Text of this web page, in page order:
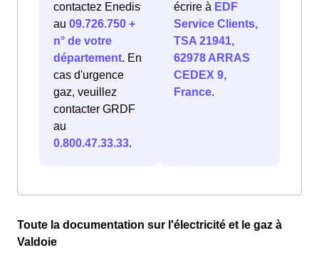
contactez Enedis
au 09.726.750 +
n° de votre
département. En
cas d'urgence
gaz, veuillez
contacter GRDF
au
0.800.47.33.33.
écrire à EDF
Service Clients,
TSA 21941,
62978 ARRAS
CEDEX 9,
France.
Toute la documentation sur l'électricité et le gaz à
Valdoie